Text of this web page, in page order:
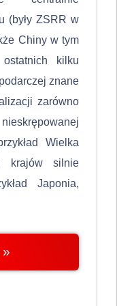
(były ZSRR w
Chiny w tym
kilku
znane
zarówno
Wielka
silnie
Japonia,